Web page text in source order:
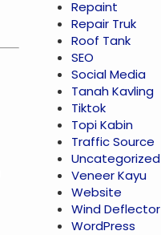
Repaint
Repair Truk
Roof Tank
SEO
Social Media
Tanah Kavling
Tiktok
Topi Kabin
Traffic Source
Uncategorized
Veneer Kayu
Website
Wind Deflector
WordPress